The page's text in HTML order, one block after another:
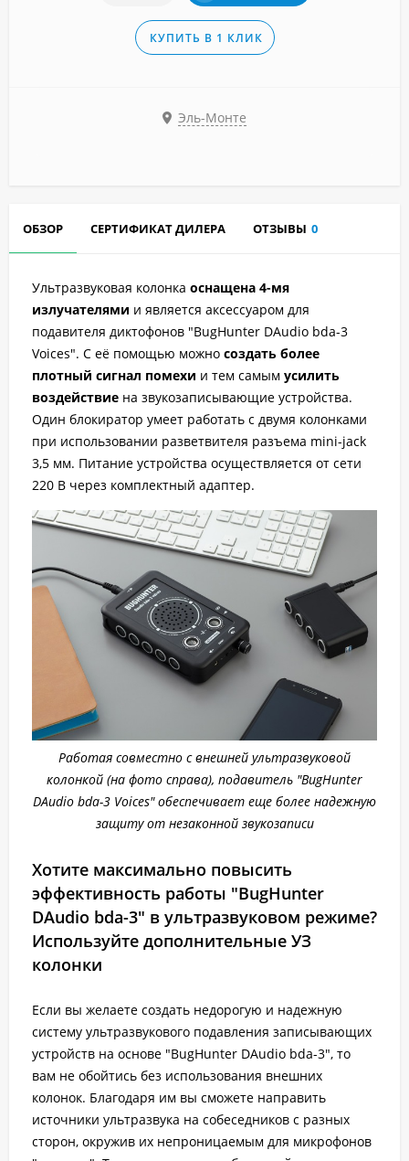
КУПИТЬ В 1 КЛИК
Эль-Монте
ОБЗОР СЕРТИФИКАТ ДИЛЕРА ОТЗЫВЫ 0
Ультразвуковая колонка оснащена 4-мя
излучателями и является аксессуаром для
подавителя диктофонов "BugHunter DAudio bda-3
Voices". С её помощью можно создать более
плотный сигнал помехи и тем самым усилить
воздействие на звукозаписывающие устройства.
Один блокиратор умеет работать с двумя колонками
при использовании разветвителя разъема mini-jack
3,5 мм. Питание устройства осуществляется от сети
220 В через комплектный адаптер.
Работая совместно с внешней ультразвуковой
колонкой (на фото справа), подавитель "BugHunter
DAudio bda-3 Voices" обеспечивает еще более надежную
защиту от незаконной звукозаписи
Хотите максимально повысить
эффективность работы "BugHunter
DAudio bda-3" в ультразвуковом режиме?
Используйте дополнительные УЗ
колонки
Если вы желаете создать недорогую и надежную
систему ультразвукового подавления записывающих
устройств на основе "BugHunter DAudio bda-3", то
вам не обойтись без использования внешних
колонок. Благодаря им вы сможете направить
источники ультразвука на собеседников с разных
сторон, окружив их непроницаемым для микрофонов